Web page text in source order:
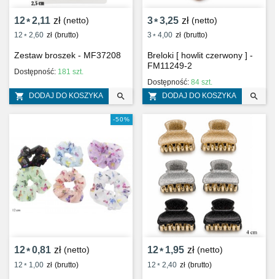
12*2,11 zł (netto)
12 * 2,60 zł (brutto)
Zestaw broszek - MF37208
Dostępność: 181 szt.
 DODAJ DO KOSZYKA 
3*3,25 zł (netto)
3 * 4,00 zł (brutto)
Breloki [ howlit czerwony ] -
FM11249-2
Dostępność: 84 szt.
 DODAJ DO KOSZYKA 
12*0,81 zł (netto)
12 * 1,00 zł (brutto)
-50%
12* 1,95 zł (netto)
12 * 2,40 zł (brutto)